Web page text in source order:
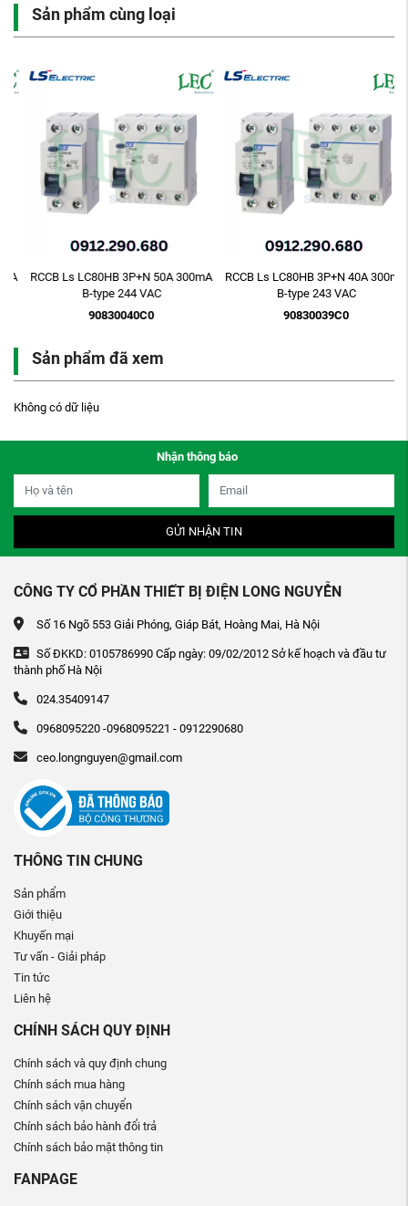
Sản phẩm cùng loại
RCCB Ls LC80HB 3P+N 50A 300mA
B-type 244 VAC
90830040C0
RCCB Ls LC80HB 3P+N 40A 300mA
B-type 243 VAC
90830039C0
Sản phẩm đã xem
Không có dữ liệu
Nhận thông báo
GỬI NHẬN TIN
CÔNG TY CỔ PHẦN THIẾT BỊ ĐIỆN LONG NGUYỄN
Số 16 Ngõ 553 Giải Phóng, Giáp Bát, Hoàng Mai, Hà Nội
Số ĐKKD: 0105786990 Cấp ngày: 09/02/2012 Sở kế hoạch và đầu tư
thành phố Hà Nội
024.35409147
0968095220 -0968095221 - 0912290680
ceo.longnguyen@gmail.com
THÔNG TIN CHUNG
Sản phẩm
Giới thiệu
Khuyến mại
Tư vấn - Giải pháp
Tin tức
Liên hệ
CHÍNH SÁCH QUY ĐỊNH
Chính sách và quy định chung
Chính sách mua hàng
Chính sách vận chuyển
Chính sách bảo hành đổi trả
Chính sách bảo mật thông tin
FANPAGE